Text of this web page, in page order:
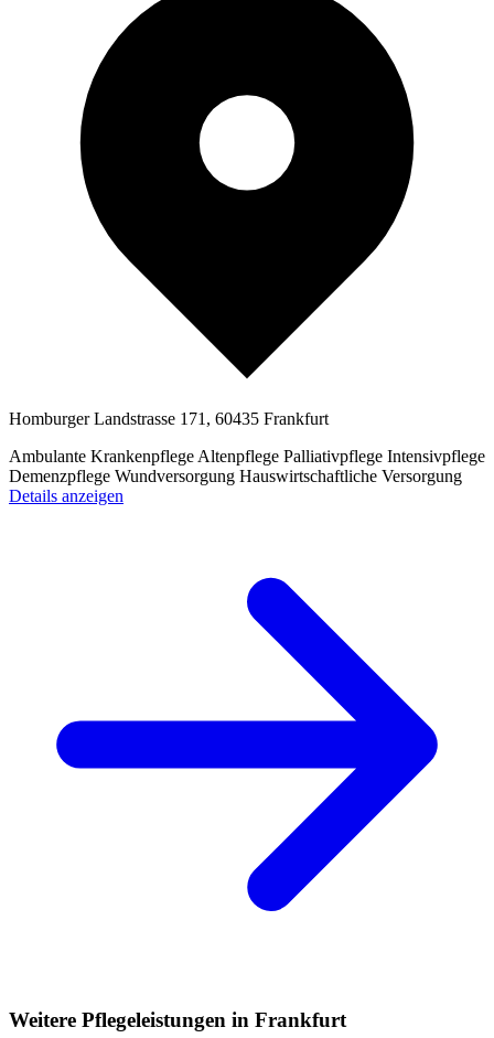
Homburger Landstrasse 171, 60435 Frankfurt
Ambulante Krankenpflege Altenpflege Palliativpflege Intensivpflege
Demenzpflege Wundversorgung Hauswirtschaftliche Versorgung
Details anzeigen
Weitere Pflegeleistungen in Frankfurt